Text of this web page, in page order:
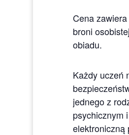
Cena
broni
obiadu.
Każdy uczeń
jednego z
psychicznym
elektroniczną